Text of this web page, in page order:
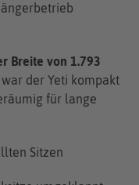
Breite von 1.793
war der Yeti kompakt
für lange
Sitzen